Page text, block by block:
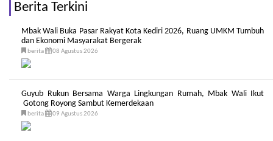
Berita Terkini
Mbak Wali Buka Pasar Rakyat Kota Kediri 2026, Ruang UMKM Tumbuh
dan Ekonomi Masyarakat Bergerak
berita 08 Agustus 2026
Guyub Rukun Bersama Warga Lingkungan Rumah, Mbak Wali Ikut
Gotong Royong Sambut Kemerdekaan
berita 09 Agustus 2026